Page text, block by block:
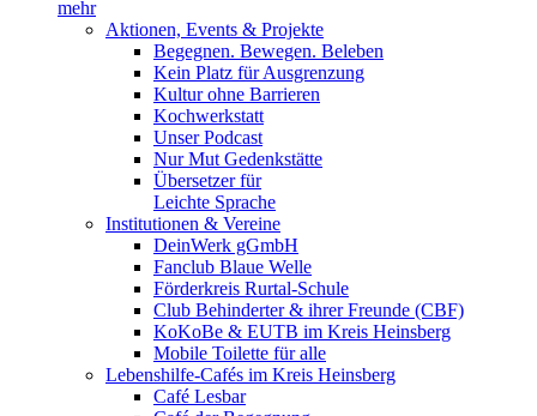
mehr
Aktionen, Events & Projekte
Begegnen. Bewegen. Beleben
Kein Platz für Ausgrenzung
Kultur ohne Barrieren
Kochwerkstatt
Unser Podcast
Nur Mut Gedenkstätte
Übersetzer für
Leichte Sprache
Institutionen & Vereine
DeinWerk gGmbH
Fanclub Blaue Welle
Förderkreis Rurtal-Schule
Club Behinderter & ihrer Freunde (CBF)
KoKoBe & EUTB im Kreis Heinsberg
Mobile Toilette für alle
Lebenshilfe-Cafés im Kreis Heinsberg
Café Lesbar